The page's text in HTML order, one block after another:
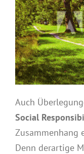
Auch
Social
Zusammenhang
Denn derartige